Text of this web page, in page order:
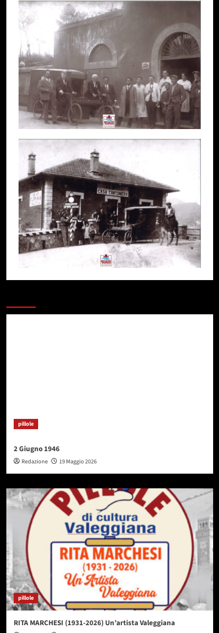
pillole
2 Giugno 1946
Redazione 19 Maggio 2026
pillole
RITA MARCHESI (1931-2026) Un’artista Valeggiana